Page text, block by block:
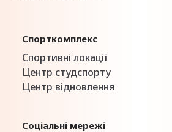
Спорткомплекс
Спортивні локації
Центр студспорту
Центр відновлення
Соціальні мережі